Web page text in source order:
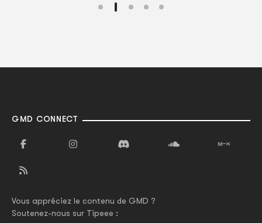
GMD CONNECT
Vous appréciez le contenu de GMD ?
Soutenez-nous sur Tipeee :